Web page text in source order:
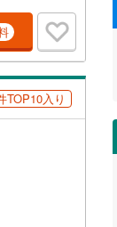
紹介だけで
いという方
ハウスだか
ださい！※限
ープンハウ
TOP10入り
)
(96)